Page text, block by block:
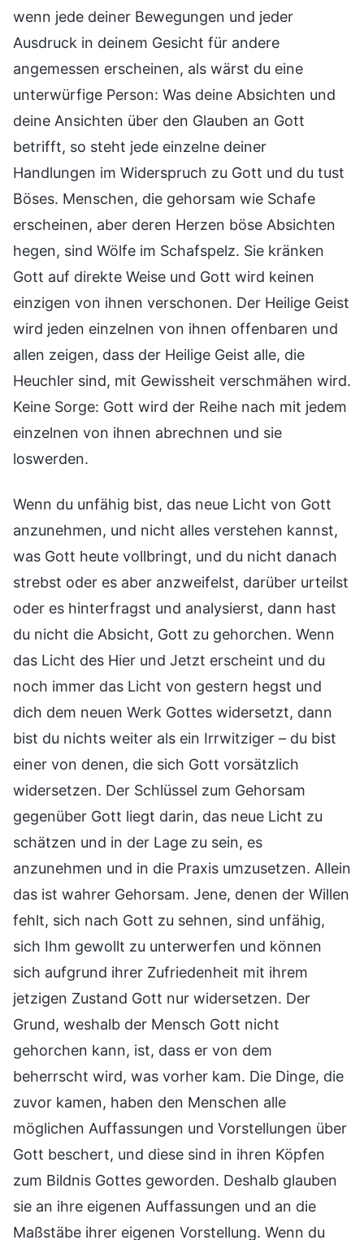
wenn jede deiner Bewegungen und jeder
Ausdruck in deinem Gesicht für andere
angemessen erscheinen, als wärst du eine
unterwürfige Person: Was deine Absichten und
deine Ansichten über den Glauben an Gott
betrifft, so steht jede einzelne deiner
Handlungen im Widerspruch zu Gott und du tust
Böses. Menschen, die gehorsam wie Schafe
erscheinen, aber deren Herzen böse Absichten
hegen, sind Wölfe im Schafspelz. Sie kränken
Gott auf direkte Weise und Gott wird keinen
einzigen von ihnen verschonen. Der Heilige Geist
wird jeden einzelnen von ihnen offenbaren und
allen zeigen, dass der Heilige Geist alle, die
Heuchler sind, mit Gewissheit verschmähen wird.
Keine Sorge: Gott wird der Reihe nach mit jedem
einzelnen von ihnen abrechnen und sie
loswerden.
Wenn du unfähig bist, das neue Licht von Gott
anzunehmen, und nicht alles verstehen kannst,
was Gott heute vollbringt, und du nicht danach
strebst oder es aber anzweifelst, darüber urteilst
oder es hinterfragst und analysierst, dann hast
du nicht die Absicht, Gott zu gehorchen. Wenn
das Licht des Hier und Jetzt erscheint und du
noch immer das Licht von gestern hegst und
dich dem neuen Werk Gottes widersetzt, dann
bist du nichts weiter als ein Irrwitziger – du bist
einer von denen, die sich Gott vorsätzlich
widersetzen. Der Schlüssel zum Gehorsam
gegenüber Gott liegt darin, das neue Licht zu
schätzen und in der Lage zu sein, es
anzunehmen und in die Praxis umzusetzen. Allein
das ist wahrer Gehorsam. Jene, denen der Willen
fehlt, sich nach Gott zu sehnen, sind unfähig,
sich Ihm gewollt zu unterwerfen und können
sich aufgrund ihrer Zufriedenheit mit ihrem
jetzigen Zustand Gott nur widersetzen. Der
Grund, weshalb der Mensch Gott nicht
gehorchen kann, ist, dass er von dem
beherrscht wird, was vorher kam. Die Dinge, die
zuvor kamen, haben den Menschen alle
möglichen Auffassungen und Vorstellungen über
Gott beschert, und diese sind in ihren Köpfen
zum Bildnis Gottes geworden. Deshalb glauben
sie an ihre eigenen Auffassungen und an die
Maßstäbe ihrer eigenen Vorstellung. Wenn du